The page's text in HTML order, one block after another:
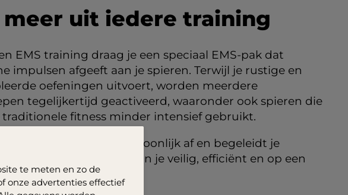
meer uit iedere training
EMS training draag je een speciaal EMS-pak dat
impulsen afgeeft aan je spieren. Terwijl je rustige en
oefeningen uitvoert, worden meerdere
tegelijkertijd geactiveerd, waaronder ook spieren die
traditionele fitness minder intensief gebruikt.
stelt de intensiteit persoonlijk af en begeleidt je
de hele training. Zo train je veilig, efficiënt en op een
past bij jouw doelen.
te meten en zo de
onze advertenties effectief